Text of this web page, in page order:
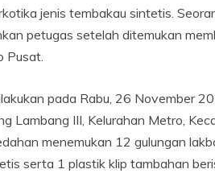
jenis tembakau sintetis.
petugas setelah ditemukan
Pusat.
pada Rabu, 26 November
Lambang III, Kelurahan Metro,
menemukan 12 gulungan
serta 1 plastik klip tambahan